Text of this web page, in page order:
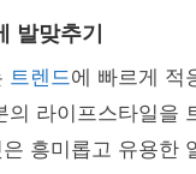
발맞추기
트렌드에 빠르게 적
의 라이프스타일을
흥미롭고 유용한